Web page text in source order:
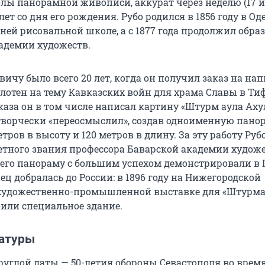
со дня его рождения. Рубо родился в 1856 году в
рисовальной школе, а с 1877 года продолжил
художеств.
было всего 20 лет, когда он получил заказ на
на тему Кавказских войн для храма Славы в
он в том числе написал картину «Штурм аула
«переосмыслил», создав одноименную
в высоту и 120 метровв длину. За эту работу
звания профессора Баварской академии
панораму с большим успехом демонстрировали в
добралась до России: в 1896 году на Нижегородской
промышленной выставке для
специальное здание.
даты — 50-летияобороны Севастополя во